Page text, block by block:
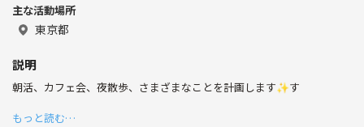
主な活動場所
東京都
説明
朝活、カフェ会、夜散歩、さまざまなことを計画します✨す
もっと読む…